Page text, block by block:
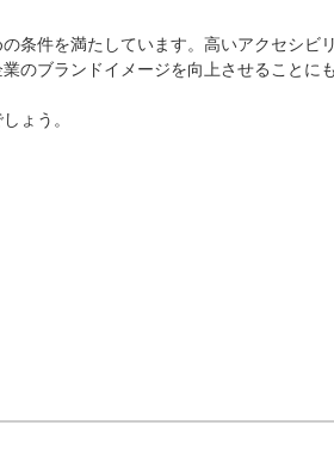
条件を満たしています。高いアクセシビ
のブランドイメージを向上させることに
ょう。